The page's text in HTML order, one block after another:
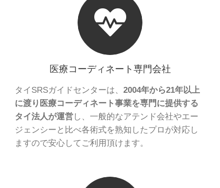
医療コーディネート専門会社
タイSRSガイドセンターは、 2004年から21年以上
に渡り医療コーディネート事業を専門に提供する
タイ法人が運営し、一般的なアテンド会社やエー
ジェンシーと比べ各術式を熟知したプロが対応し
ますので安心してご利用頂けます。